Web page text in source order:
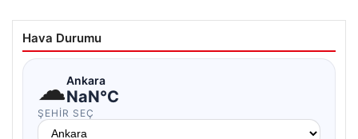
Hava Durumu
☁Ankara
NaN°C
ŞEHIR SEÇ